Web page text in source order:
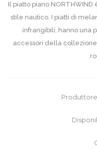
Il piatto piano
stile nautico. I piatti di
infrangibili, hanno una
accessori della